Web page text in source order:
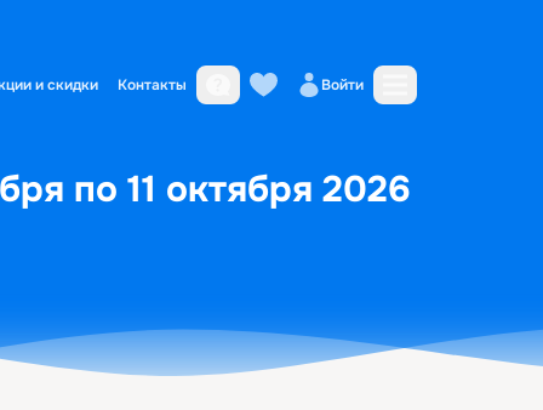
и скидки Контакты Войти
по 11 октября 2026